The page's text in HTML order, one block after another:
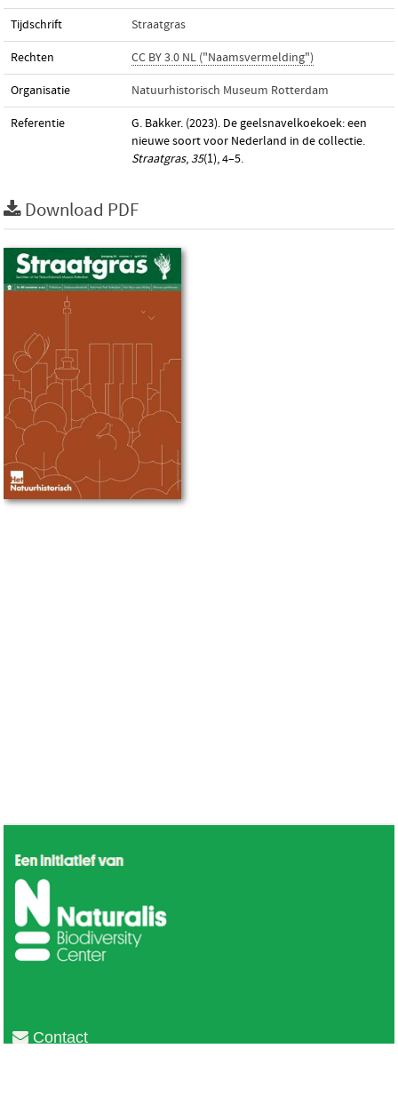
Tijdschrift Straatgras
Rechten CC BY 3.0 NL ("Naamsvermelding")
Organisatie Natuurhistorisch Museum Rotterdam
Referentie
G. Bakker. (2023). De geelsnavelkoekoek: een
nieuwe soort voor Nederland in de collectie.
Straatgras, 35(1), 4–5.
Download PDF
Contact